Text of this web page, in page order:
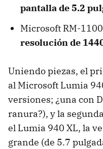
pantalla de 5.2
Microsoft RM-
resolución de
Uniendo piezas, el
al Microsoft Lumia
versiones; ¿una con
ranura?), y la
el Lumia 940 XL, la
grande (de 5.7